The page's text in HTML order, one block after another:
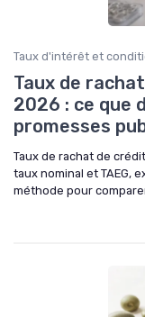
Taux d'intérêt et
Taux de
2026 : ce que
promesses
Taux de rachat de
taux nominal et TAEG,
méthode pour